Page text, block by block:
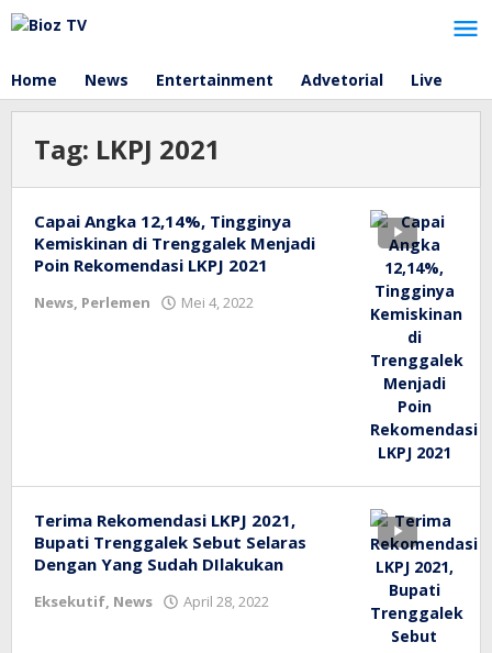
Lewati
ke
Home
News Entertainment Advetorial Live
Tag: LKPJ 2021
Capai Angka 12,14%, Tingginya
Kemiskinan di Trenggalek Menjadi
Poin Rekomendasi LKPJ 2021
News, Perlemen Mei 4, 2022
Terima Rekomendasi LKPJ 2021,
Bupati Trenggalek Sebut Selaras
Dengan Yang Sudah DIlakukan
Eksekutif, News April 28, 2022